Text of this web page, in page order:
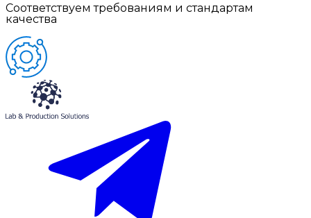
Соответствуем требованиям и стандартам
качества